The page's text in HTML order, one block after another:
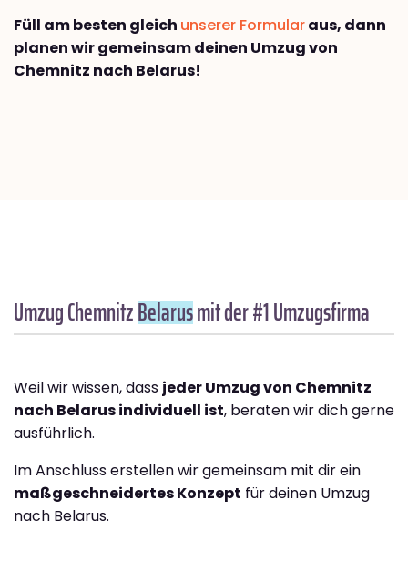
Füll am besten gleich unserer Formularaus, dann
planen wir gemeinsam deinen Umzug von
Chemnitz nach Belarus!
Umzug ChemnitzBelarusmit der #1 Umzugsfirma
Weil wir wissen, dass jeder Umzug von Chemnitz
nach Belarus individuell ist, beraten wir dich gerne
ausführlich.
Im Anschluss erstellen wir gemeinsam mit dir ein
maßgeschneidertes Konzept für deinen Umzug
nach Belarus.